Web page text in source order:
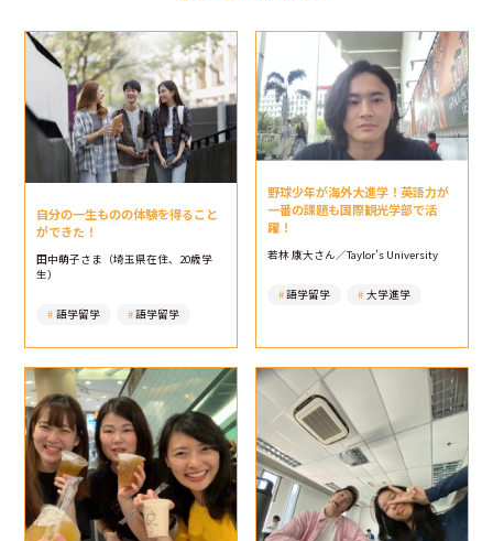
自分の一生ものの体験を得ること
ができた！
田中萌子さま（埼玉県在住、20歳学
生）
語学留学 語学留学
野球少年が海外大進学！英語力が
一番の課題も国際観光学部で活
躍！
若林 康大さん／Taylor’s University
語学留学 大学進学